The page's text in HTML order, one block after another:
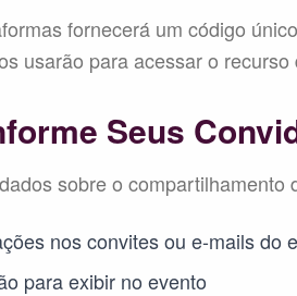
fornecerá um código
usarão para acessar o
Seus
sobre o compartilhamento
nos convites ou e-mails do
para exibir no evento